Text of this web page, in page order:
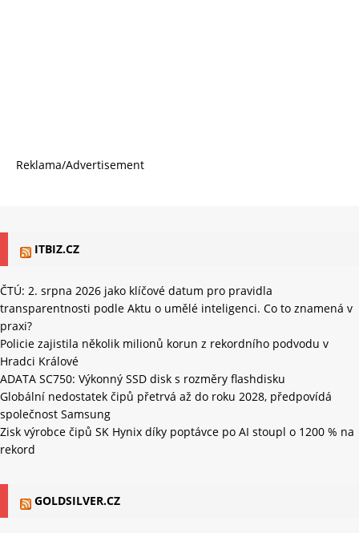
Reklama/Advertisement
ITBIZ.CZ
ČTÚ: 2. srpna 2026 jako klíčové datum pro pravidla
transparentnosti podle Aktu o umělé inteligenci. Co to znamená v
praxi?
Policie zajistila několik milionů korun z rekordního podvodu v
Hradci Králové
ADATA SC750: Výkonný SSD disk s rozměry flashdisku
Globální nedostatek čipů přetrvá až do roku 2028, předpovídá
společnost Samsung
Zisk výrobce čipů SK Hynix díky poptávce po AI stoupl o 1200 % na
rekord
GOLDSILVER.CZ